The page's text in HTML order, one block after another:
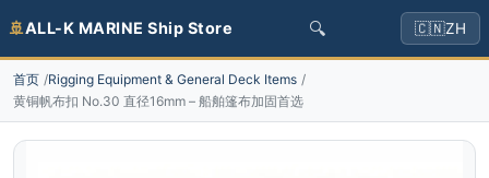
🚢ALL-K MARINE Ship Store 🔍 🇨🇳ZH
首页 Rigging Equipment & General Deck Items
黄铜帆布扣 No.30 直径16mm – 船舶篷布加固首选